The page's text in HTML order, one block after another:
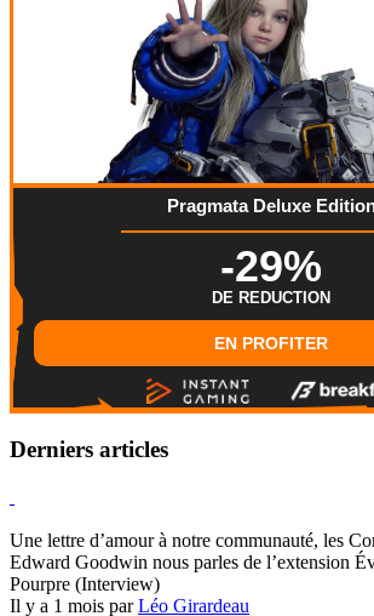
Pragmata Deluxe
-29%
DE REDUCTION
EN PROFITER
Derniers articles
Une lettre d’amour à notre communauté, les
Edward Goodwin nous parles de l’extension
Pourpre (Interview)
Il y a 1 mois parLéo Girardeau